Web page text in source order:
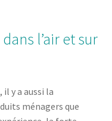
l’air et sur
y a aussi la
ménagers que